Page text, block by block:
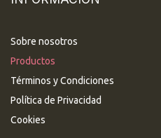
Sobre nosotros
Productos
Términos y Condiciones
Política de Privacidad
Cookies